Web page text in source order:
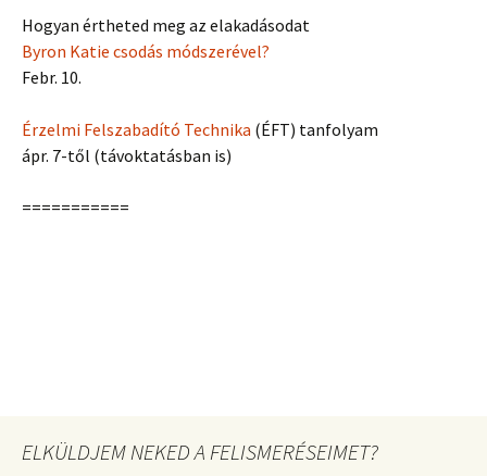
Hogyan értheted meg az elakadásodat
Byron Katie csodás módszerével?
Febr. 10.
Érzelmi Felszabadító Technika (ÉFT) tanfolyam
ápr. 7-től (távoktatásban is)
===========
ELKÜLDJEM NEKED A FELISMERÉSEIMET?